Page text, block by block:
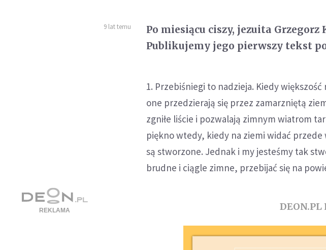
9 lat temu
Po miesiącu ciszy, jezuita Grzegorz
Publikujemy jego pierwszy tekst
1. Przebiśniegi to nadzieja. Kiedy
one przedzierają się przez zamarzniętą
zgniłe liście i pozwalają zimnym wiatrom
piękno wtedy, kiedy na ziemi widać
są stworzone. Jednak i my jesteśmy tak
brudne i ciągle zimne, przebijać się na
DEON.PL